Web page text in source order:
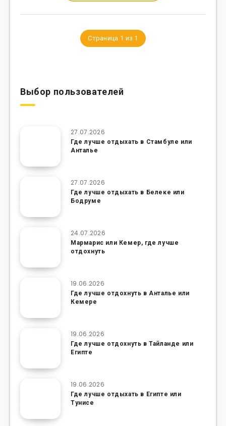
Страница 1 из 1
Выбор пользователей
27.07.2026
Где лучше отдыхать в Стамбуле или
Анталье
27.07.2026
Где лучше отдыхать в Белеке или
Бодруме
24.07.2026
Мармарис или Кемер, где лучше
отдохнуть
19.06.2026
Где лучше отдохнуть в Анталье или
Кемере
19.06.2026
Где лучше отдохнуть в Тайланде или
Египте
19.06.2026
Где лучше отдыхать в Египте или
Тунисе